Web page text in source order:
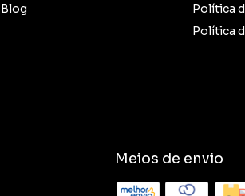
Blog
Política
Política
Meios de envio